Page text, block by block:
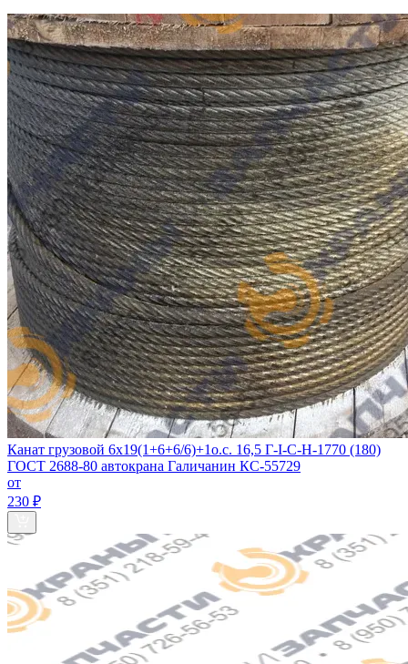
Канат грузовой 6х19(1+6+6/6)+1о.с. 16,5 Г-I-С-Н-1770 (180)
ГОСТ 2688-80 автокрана Галичанин КС-55729
от
230 ₽